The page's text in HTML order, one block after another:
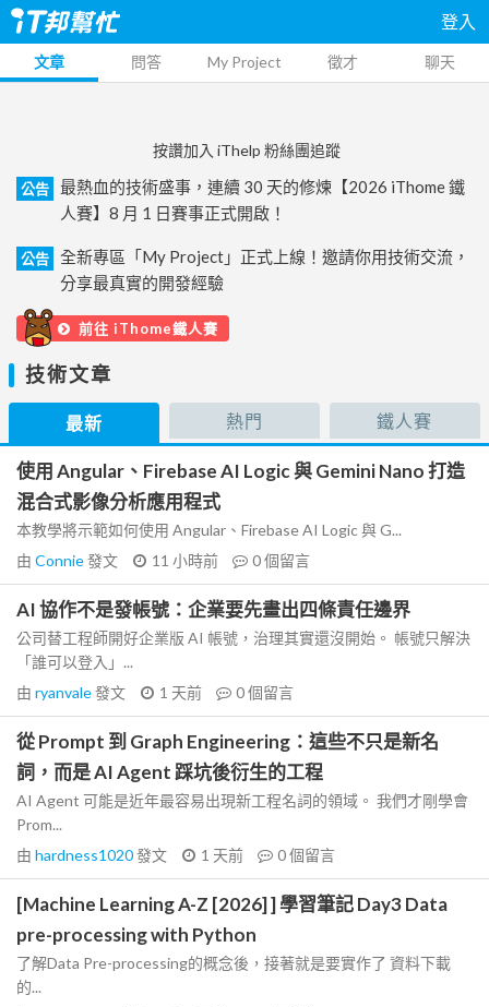
登入
文章 問答 My Project 徵才 聊天
按讚加入 iThelp 粉絲團追蹤
公告
最熱血的技術盛事，連續 30 天的修煉【2026 iThome 鐵
人賽】8 月 1 日賽事正式開啟！
公告
全新專區「My Project」正式上線！邀請你用技術交流，
分享最真實的開發經驗
前往 iThome鐵人賽
技術文章
最新 熱門 鐵人賽
使用 Angular、Firebase AI Logic 與 Gemini Nano 打造
混合式影像分析應用程式
本教學將示範如何使用 Angular、Firebase AI Logic 與 G...
由 Connie發文 11 小時前 0個留言
AI 協作不是發帳號：企業要先畫出四條責任邊界
公司替工程師開好企業版 AI 帳號，治理其實還沒開始。 帳號只解決
「誰可以登入」...
由 ryanvale發文 1 天前 0個留言
從 Prompt 到 Graph Engineering：這些不只是新名
詞，而是 AI Agent 踩坑後衍生的工程
AI Agent 可能是近年最容易出現新工程名詞的領域。 我們才剛學會
Prom...
由 hardness1020發文 1 天前 0個留言
[Machine Learning A-Z [2026] ] 學習筆記 Day3 Data
pre-processing with Python
了解Data Pre-processing的概念後，接著就是要實作了 資料下載
的...